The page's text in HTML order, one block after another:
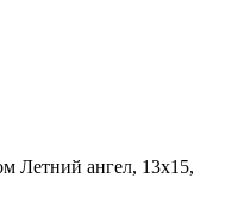
Летний ангел, 13x15,